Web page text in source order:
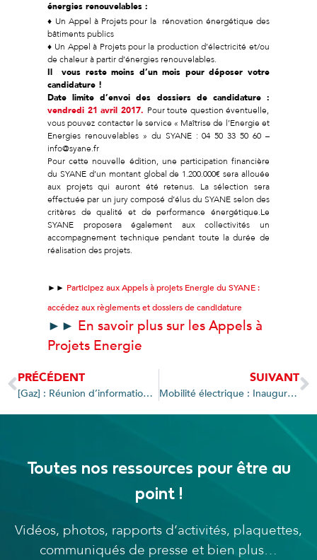
énergies renouvelables :
♦ Un Appel à Projets pour la rénovation énergétique des
bâtiments publics
♦ Un Appel à Projets pour la production d’électricité et/ou
de chaleur à partir d’énergies renouvelables.
Il vous reste moins d’un mois pour déposer votre
candidature !
Date limite d’envoi des dossiers de candidature :
vendredi 21 avril 2017. Pour toute question éventuelle,
vous pouvez contacter le service « Maîtrise de l’Energie et
Energies renouvelables » du SYANE : 04 50 33 50 60 –
info@syane.fr
Pour cette nouvelle édition, une participation financière
du SYANE d’un montant global de 1.200.000€ sera allouée
aux projets qui auront été retenus. La sélection sera
effectuée par un jury composé d’élus du SYANE selon des
critères de qualité et de performance énergétique.Le
SYANE proposera également aux collectivités un
accompagnement technique pendant toute la durée de
réalisation des projets.
►► Participez aux Appels à projets Energie du SYANE :
accédez aux règlements et dossiers de candidature
►► En savoir plus sur les Appels à
Projets Energie
PRÉCÉDENT
[Gaz] : Réunion d’information pour les adhérents du 2ème marché d’achat groupé de gaz naturel
SUIVANT
Mobilité électrique : Inauguration de la borne de recharge pour véhicules électriques des Houches
Toutes nos ressources pour être au
point !
Vidéos, photos, rapports d’activités, plaquettes,
communiqués de presse et bien plus…